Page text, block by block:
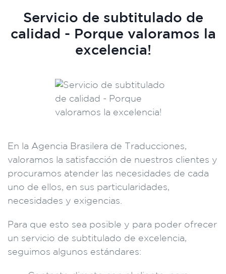
Servicio de subtitulado de
calidad - Porque valoramos la
excelencia!
En la Agencia Brasilera de Traducciones,
valoramos la satisfacción de nuestros clientes y
procuramos atender las necesidades de cada
uno de ellos, en sus particularidades,
necesidades y exigencias.
Para que esto sea posible y para poder ofrecer
un servicio de subtitulado de excelencia,
seguimos algunos estándares: